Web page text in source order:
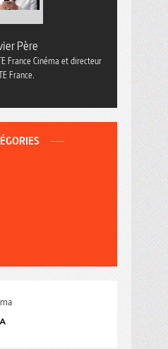
Père
France Cinéma et directeur
France.